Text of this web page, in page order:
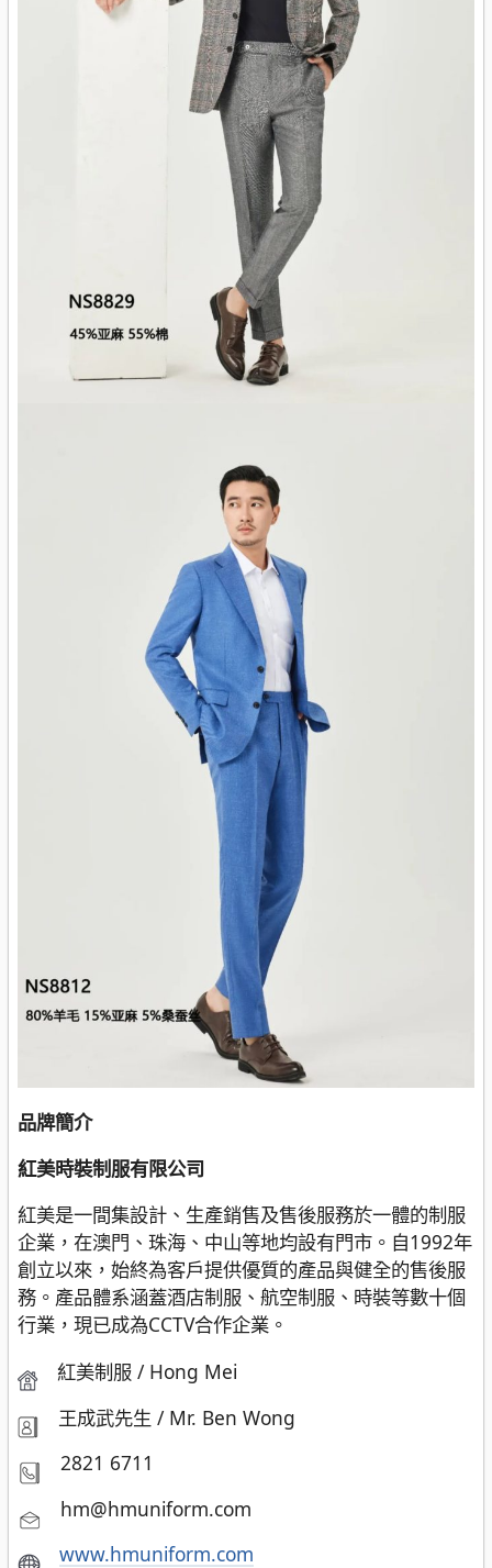
品牌簡介
紅美時裝制服有限公司
紅美是一間集設計、生產銷售及售後服務於一體的制服
企業，在澳門、珠海、中山等地均設有門市。自1992年
創立以來，始終為客戶提供優質的產品與健全的售後服
務。產品體系涵蓋酒店制服、航空制服、時裝等數十個
行業，現已成為CCTV合作企業。
紅美制服 / Hong Mei
王成武先生 / Mr. Ben Wong
2821 6711
hm@hmuniform.com
www.hmuniform.com